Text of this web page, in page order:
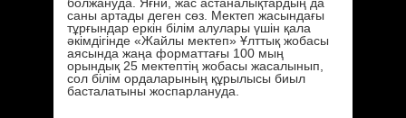
саны артады деген сөз. Мектеп жасындағы
тұрғындар еркін білім алулары үшін қала
әкімдігінде «Жайлы мектеп» Ұлттық жобасы
аясында жаңа форматтағы 100 мың
орындық 25 мектептің жобасы жасалынып,
сол білім ордаларының құрылысы биыл
басталатыны жоспарлануда.